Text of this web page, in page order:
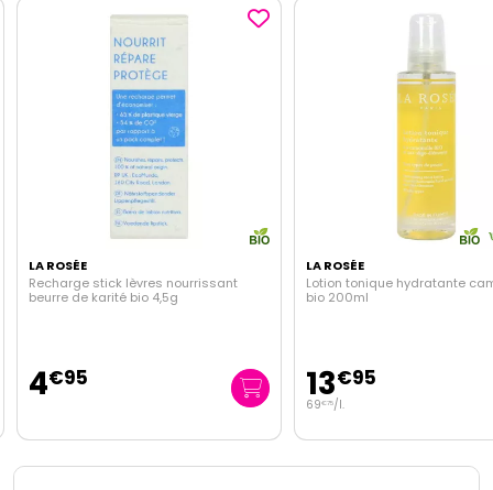
LA ROSÉE
Recharge stick lèvres nourrissant
beurre de karité bio 4,5g
4€95
LA ROSÉE
Lotion tonique hydratante
bio 200ml
13€95
69€75/l.